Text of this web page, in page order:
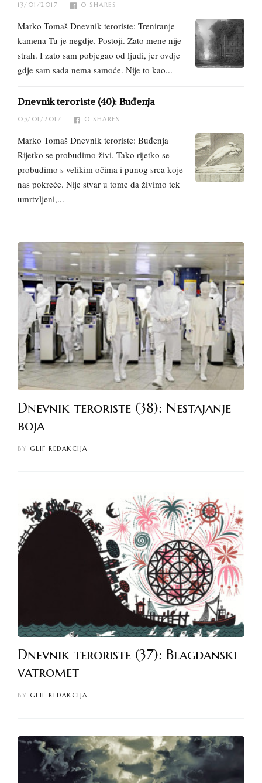
13/01/2017 0 SHARES
Marko Tomaš Dnevnik teroriste: Treniranje
kamena Tu je negdje. Postoji. Zato mene nije
strah. I zato sam pobjegao od ljudi, jer ovdje
gdje sam sada nema samoće. Nije to kao...
Dnevnik teroriste (40): Buđenja
05/01/2017 0 SHARES
Marko Tomaš Dnevnik teroriste: Buđenja
Rijetko se probudimo živi. Tako rijetko se
probudimo s velikim očima i punog srca koje
nas pokreće. Nije stvar u tome da živimo tek
umrtvljeni,...
Dnevnik teroriste (38): Nestajanje
boja
BY GLIF REDAKCIJA
Dnevnik teroriste (37): Blagdanski
vatromet
BY GLIF REDAKCIJA